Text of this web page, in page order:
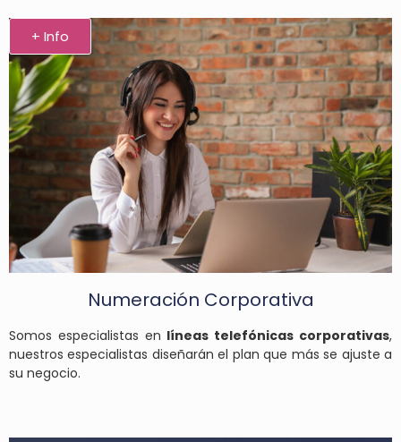
Numeración Corporativa
Somos especialistas en líneas telefónicas corporativas,
nuestros especialistas diseñarán el plan que más se ajuste a
su negocio.
+ Info